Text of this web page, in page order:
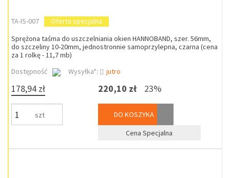
TA-IS-007
Oferta specjalna
Sprężona taśma do uszczelniania okien HANNOBAND, szer. 56mm,
do szczeliny 10-20mm, jednostronnie samoprzylepna, czarna (cena
za 1 rolkę - 11,7 mb)
Dostępność
Wysyłka*: jutro
178,94 zł
szt
220,10 zł 23%
DO KOSZYKA
Cena Specjalna